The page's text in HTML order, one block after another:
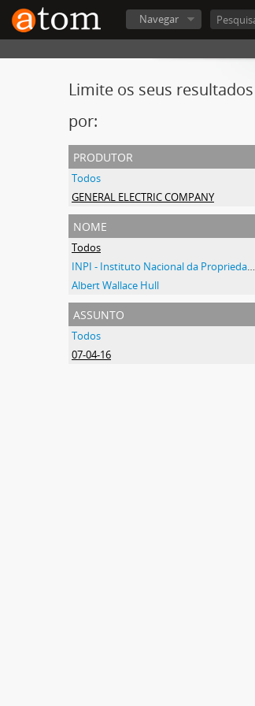
Navegar
Limite os seus resultados
por:
produtor
Todos
GENERAL ELECTRIC COMPANY
nome
Todos
INPI - Instituto Nacional da Propriedade Industrial
Albert Wallace Hull
assunto
Todos
07-04-16